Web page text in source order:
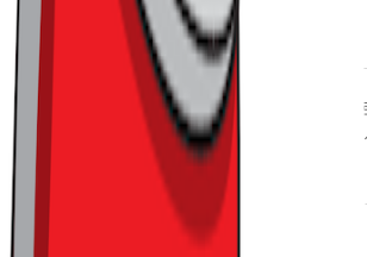
는 구조로 바뀌고 있습니다.
국내 최대 규모의 커머스 버티컬 뉴스레
. 매주 수요일 아침, 가장 신선한 트렌드
께 메일함으로 전해 드릴게요.
기